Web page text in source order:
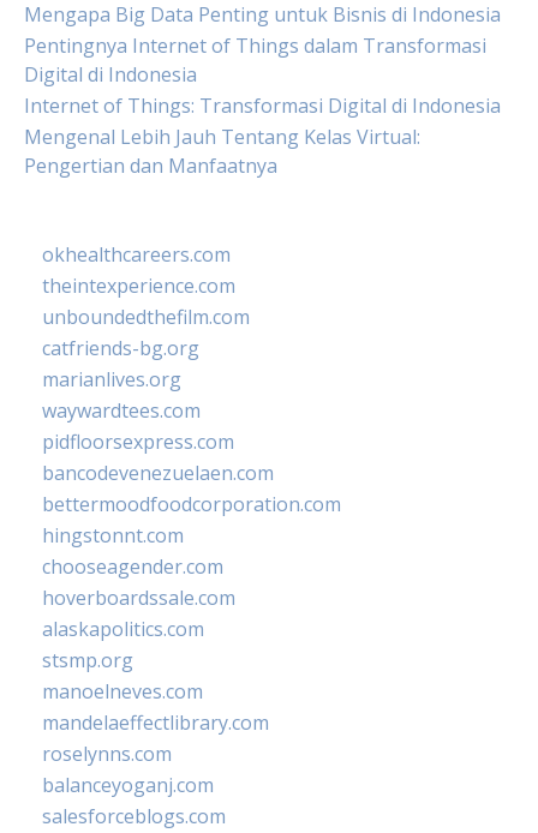
Mengapa Big Data Penting untuk Bisnis di Indonesia
Pentingnya Internet of Things dalam Transformasi
Digital di Indonesia
Internet of Things: Transformasi Digital di Indonesia
Mengenal Lebih Jauh Tentang Kelas Virtual:
Pengertian dan Manfaatnya
okhealthcareers.com
theintexperience.com
unboundedthefilm.com
catfriends-bg.org
marianlives.org
waywardtees.com
pidfloorsexpress.com
bancodevenezuelaen.com
bettermoodfoodcorporation.com
hingstonnt.com
chooseagender.com
hoverboardssale.com
alaskapolitics.com
stsmp.org
manoelneves.com
mandelaeffectlibrary.com
roselynns.com
balanceyoganj.com
salesforceblogs.com